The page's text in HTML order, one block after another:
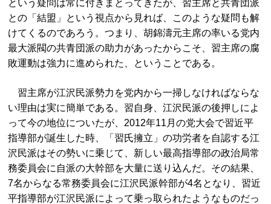
という疑問は常に付きまとってきたが、習主席と共青団派
との「結盟」という視点から見れば、このような疑問も解
けてくるのであろう。つまり、胡錦濤元主席の率いる党内
最大派閥の共青団派の助力があったからこそ、習主席の腐
敗運動は強力に進められた、ということである。
習主席が江沢民派勢力を党内から一掃しなければならな
い理由は実に簡単である。習自身、江沢民派の後押しによ
って今の地位についたが、2012年11月の党大会で習近平
指導部が誕生した時、「習氏擁立」の功労者を自認する江
沢民派はその勢いに乗じて、新しい最高指導部の政治局常
務委員会に自派の大幹部を大量に送り込んだ。その結果、
7名からなる常務委員会に江沢民派幹部が4名となり、習近
平指導部が江沢民派によって乗っ取られたようなものだっ